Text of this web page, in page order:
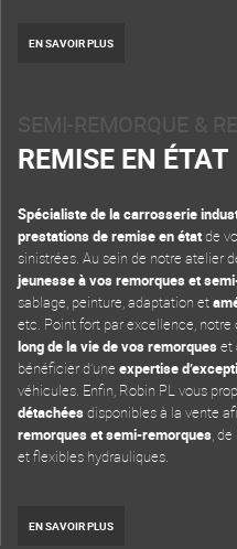
EN SAVOIR PLUS
SEMI-REMORQUE &
REMISE EN ÉTAT
Spécialiste de la carrosserie
prestations de remise en étatde
sinistrées. Au sein de notre atelier
jeunesse à vos remorques et
sablage, peinture, adaptation et
etc. Point fort par excellence,
long de la vie de vos remorqueset
bénéficier d’une expertise
véhicules. Enfin, Robin PL vous
détachéesdisponibles à la vente
remorques et semi-remorques,
et flexibles hydrauliques.
EN SAVOIR PLUS